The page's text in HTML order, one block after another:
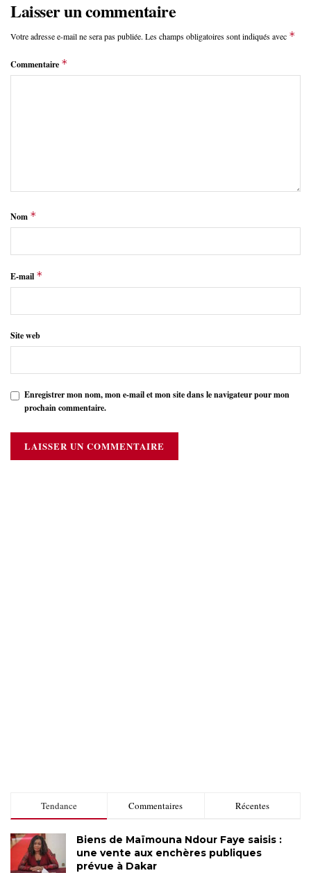
Laisser un commentaire
Votre adresse e-mail ne sera pas publiée. Les champs obligatoires sont indiqués avec *
Commentaire *
Nom *
E-mail *
Site web
Enregistrer mon nom, mon e-mail et mon site dans le navigateur pour mon
prochain commentaire.
Tendance Commentaires Récentes
Biens de Maïmouna Ndour Faye saisis :
une vente aux enchères publiques
prévue à Dakar